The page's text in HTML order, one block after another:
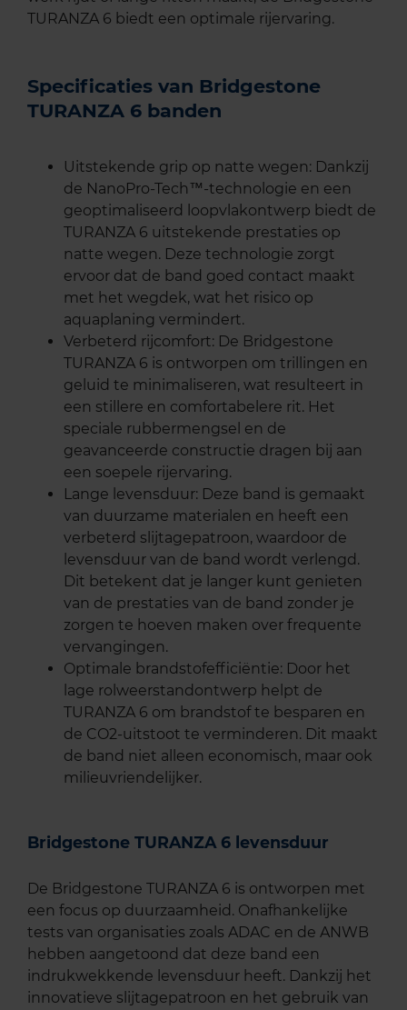
TURANZA 6 biedt een optimale rijervaring.
Specificaties van Bridgestone
TURANZA 6 banden
Uitstekende grip op natte wegen: Dankzij
de NanoPro-Tech™-technologie en een
geoptimaliseerd loopvlakontwerp biedt de
TURANZA 6 uitstekende prestaties op
natte wegen. Deze technologie zorgt
ervoor dat de band goed contact maakt
met het wegdek, wat het risico op
aquaplaning vermindert.
Verbeterd rijcomfort: De Bridgestone
TURANZA 6 is ontworpen om trillingen en
geluid te minimaliseren, wat resulteert in
een stillere en comfortabelere rit. Het
speciale rubbermengsel en de
geavanceerde constructie dragen bij aan
een soepele rijervaring.
Lange levensduur: Deze band is gemaakt
van duurzame materialen en heeft een
verbeterd slijtagepatroon, waardoor de
levensduur van de band wordt verlengd.
Dit betekent dat je langer kunt genieten
van de prestaties van de band zonder je
zorgen te hoeven maken over frequente
vervangingen.
Optimale brandstofefficiëntie: Door het
lage rolweerstandontwerp helpt de
TURANZA 6 om brandstof te besparen en
de CO2-uitstoot te verminderen. Dit maakt
de band niet alleen economisch, maar ook
milieuvriendelijker.
Bridgestone TURANZA 6 levensduur
De Bridgestone TURANZA 6 is ontworpen met
een focus op duurzaamheid. Onafhankelijke
tests van organisaties zoals ADAC en de ANWB
hebben aangetoond dat deze band een
indrukwekkende levensduur heeft. Dankzij het
innovatieve slijtagepatroon en het gebruik van